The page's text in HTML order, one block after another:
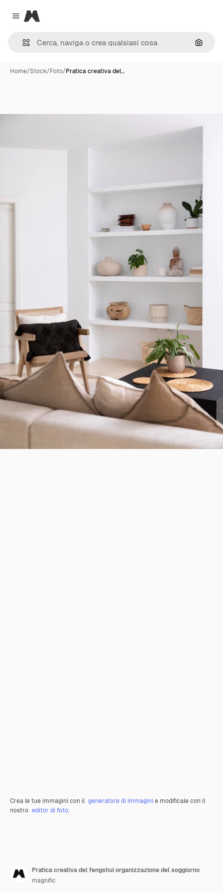
Close menu
Magnific
Cerca
Home/Stock/Foto/Pratica creativa del…
Crea le tue immagini con il generatore di immagini e modificale con il
nostro editor di foto.
Pratica creativa del fengshui organizzazione del soggiorno
magnific